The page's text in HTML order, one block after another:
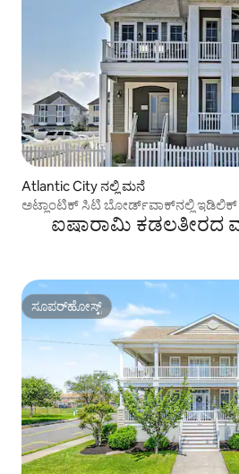
Atlantic City ನಲ್ಲಿ ಮನೆ
ಅಟ್ಲಾಂಟಿಕ್ ಸಿಟಿ ಬೋರ್ಡ್‌ವಾಕ್‌ನಲ್ಲಿ
ಐಷಾರಾಮಿ ಕಡಲತೀರದ
ಸೂಪರ್‌ಹೋಸ್ಟ್
ಸೂಪರ್‌ಹೋಸ್ಟ್